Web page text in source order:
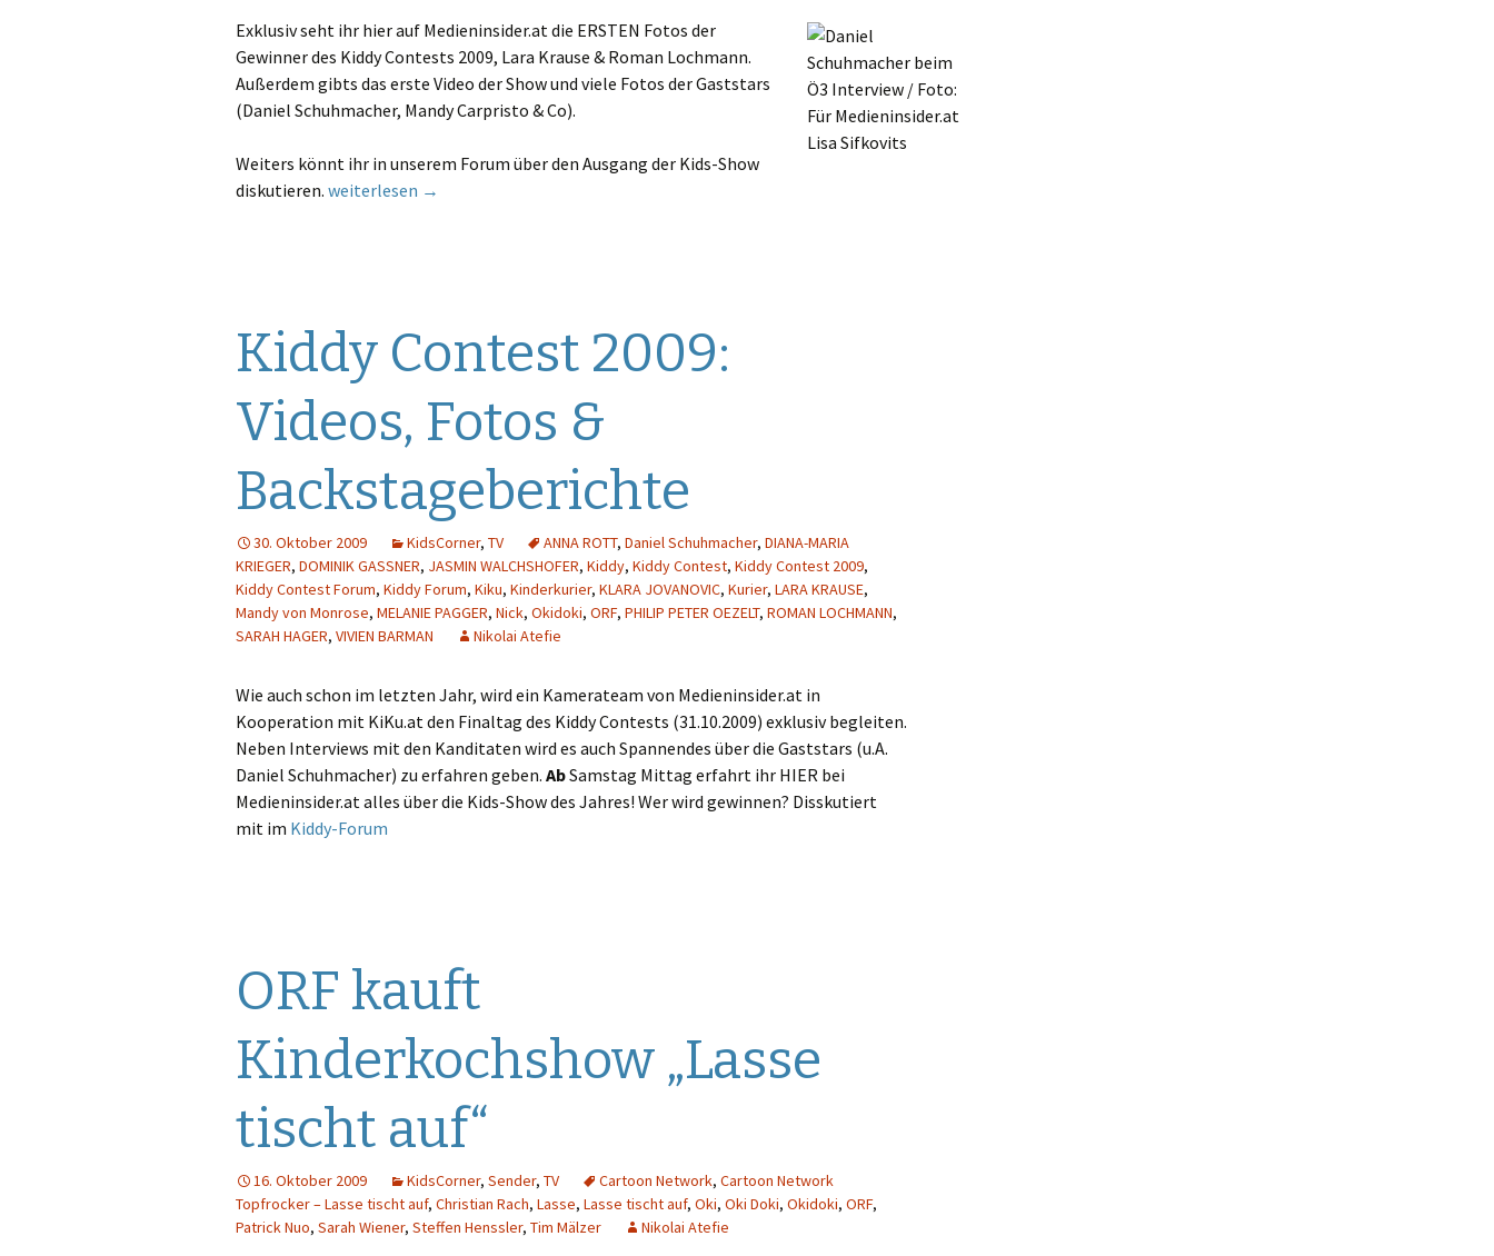
Exklusiv seht ihr hier auf Medieninsider.at die ERSTEN Fotos der
Gewinner des Kiddy Contests 2009, Lara Krause & Roman Lochmann.
Außerdem gibts das erste Video der Show und viele Fotos der Gaststars
(Daniel Schuhmacher, Mandy Carpristo & Co).
Weiters könnt ihr in unserem Forum über den Ausgang der Kids-Show
diskutieren. Kiddy-Exklusiv: Die ersten Fotos und Videos
weiterlesen →
Kiddy Contest 2009:
Videos, Fotos &
Backstageberichte
30. Oktober 2009 KidsCorner, TV ANNA ROTT, Daniel Schuhmacher, DIANA-MARIA
KRIEGER, DOMINIK GASSNER, JASMIN WALCHSHOFER, Kiddy, Kiddy Contest, Kiddy Contest 2009,
Kiddy Contest Forum, Kiddy Forum, Kiku, Kinderkurier, KLARA JOVANOVIC, Kurier, LARA KRAUSE,
Mandy von Monrose, MELANIE PAGGER, Nick, Okidoki, ORF, PHILIP PETER OEZELT, ROMAN LOCHMANN,
SARAH HAGER, VIVIEN BARMAN Nikolai Atefie
Wie auch schon im letzten Jahr, wird ein Kamerateam von Medieninsider.at in
Kooperation mit KiKu.at den Finaltag des Kiddy Contests (31.10.2009) exklusiv begleiten.
Neben Interviews mit den Kanditaten wird es auch Spannendes über die Gaststars (u.A.
Daniel Schuhmacher) zu erfahren geben. AbSamstag Mittag erfahrt ihr HIER bei
Medieninsider.at alles über die Kids-Show des Jahres! Wer wird gewinnen? Disskutiert
mit im Kiddy-Forum
ORF kauft
Kinderkochshow „Lasse
tischt auf“
16. Oktober 2009 KidsCorner, Sender, TV Cartoon Network, Cartoon Network
Topfrocker – Lasse tischt auf, Christian Rach, Lasse, Lasse tischt auf, Oki, Oki Doki, Okidoki, ORF,
Patrick Nuo, Sarah Wiener, Steffen Henssler, Tim Mälzer Nikolai Atefie